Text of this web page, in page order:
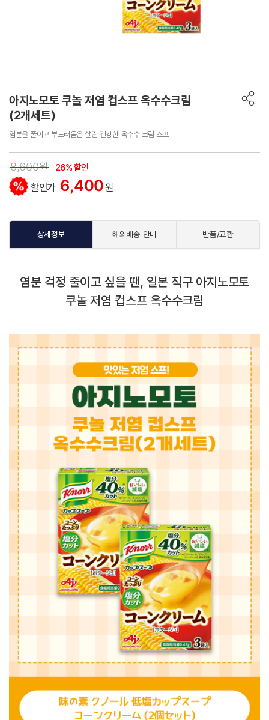
아지노모토 쿠놀 저염 컵스프 옥수수크림
(2개세트)
염분을 줄이고 부드러움은 살린 건강한 옥수수 크림 스프
8,600원 26% 할인
할인가 6,400원
상세정보 해외배송 안내 반품/교환
염분 걱정 줄이고 싶을 땐, 일본 직구 아지노모토
쿠놀 저염 컵스프 옥수수크림